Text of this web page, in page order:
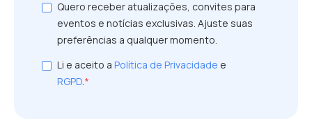
Quero receber atualizações, convites para
eventos e notícias exclusivas. Ajuste suas
preferências a qualquer momento.
Li e aceito a Política de Privacidade e
RGPD.*